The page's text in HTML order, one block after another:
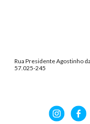
Rua Presidente Agostinho
57.025-245